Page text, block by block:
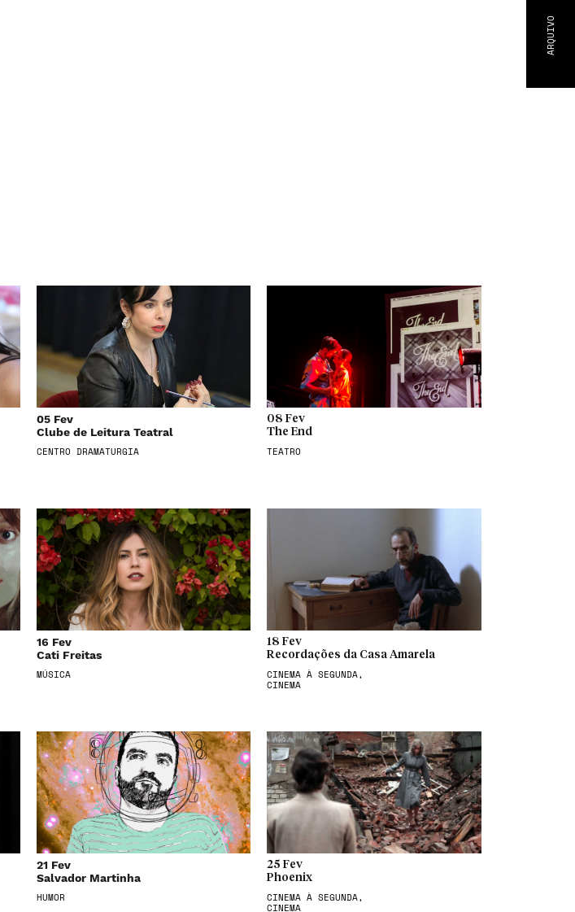
ARQUIVO
05 Fev
Clube de Leitura Teatral
CENTRO DRAMATURGIA
08 Fev
The End
TEATRO
16 Fev
Cati Freitas
MÚSICA
18 Fev
Recordações da Casa Amarela
CINEMA À SEGUNDA,
CINEMA
21 Fev
Salvador Martinha
HUMOR
25 Fev
Phoenix
CINEMA À SEGUNDA,
CINEMA